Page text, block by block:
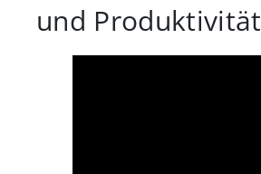
und Produktivität